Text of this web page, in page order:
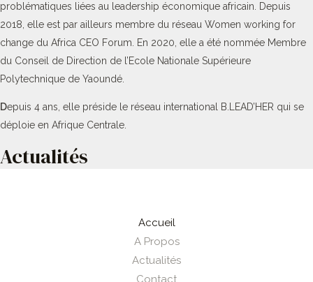
problématiques liées au leadership économique africain. Depuis
2018, elle est par ailleurs membre du réseau Women working for
change du Africa CEO Forum. En 2020, elle a été nommée Membre
du Conseil de Direction de l’Ecole Nationale Supérieure
Polytechnique de Yaoundé.
Depuis 4 ans, elle préside le réseau international B.LEAD’HER qui se
déploie en Afrique Centrale.
Actualités
Accueil
A Propos
Actualités
Contact